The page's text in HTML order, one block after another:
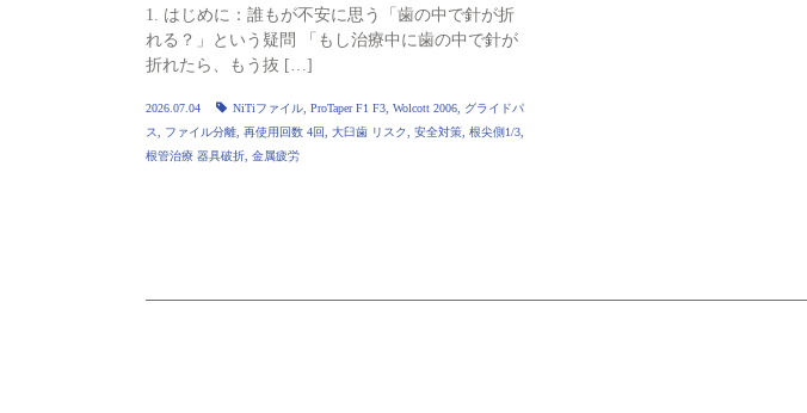
1. はじめに：誰もが不安に思う「歯の中で針が折
れる？」という疑問 「もし治療中に歯の中で針が
折れたら、もう抜 […]
2026.07.04 NiTiファイル ProTaper F1 F3 Wolcott 2006
グライドパ
ス
ファイル分離 再使用回数 4回 大臼歯 リスク 安全対策 根尖側1/3
根管治療 器具破折 金属疲労